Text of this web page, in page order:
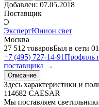
Добавлен: 07.05.2018
Поставщик
Э
ЭкспертЮнион свет
Москва
27 512 товаровБыл в сети
+7 (495) 727-14-91Профиль
поставщика →
Описание
Здесь характеристики и
114682 CAESAR
Мы поставляем